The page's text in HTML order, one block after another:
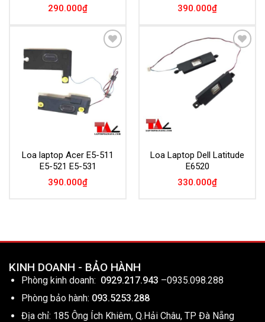
290.000₫
390.000₫
Loa laptop Acer E5-511
E5-521 E5-531
390.000₫
Add to
Wishlist
Loa Laptop Dell Latitude
E6520
330.000₫
KINH DOANH - BẢO HÀNH
Phòng kinh doanh: 0929.217.943 –0935.098.288
Phòng bảo hành: 093.5253.288
Địa chỉ: 185 Ông Ích Khiêm, Q.Hải Châu, TP Đà Nẵng